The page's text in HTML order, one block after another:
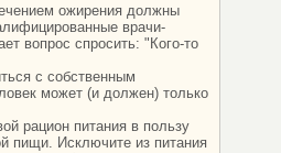
ожирения должны
врачи-
вопрос спросить: "Кого-то
с собственным
может (и должен) только
рацион питания в пользу
пищи. Исключите из питания